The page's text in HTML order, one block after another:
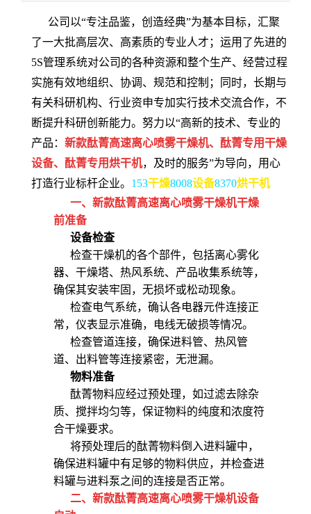
公司以“专注品鉴，创造经典”为基本目标，汇聚
了一大批高层次、高素质的专业人才；运用了先进的
5S管理系统对公司的各种资源和整个生产、经营过程
实施有效地组织、协调、规范和控制；同时，长期与
有关科研机构、行业资申专加实行技术交流合作，不
断提升科研创新能力。努力以“高新的技术、专业的
产品： 新款酞菁高速离心喷雾干燥机、酞菁专用干燥
设备、酞菁专用烘干机，及时的服务”为导向，用心
打造行业标杆企业。 153干燥8008设备8370烘干机
一、 新款酞菁高速离心喷雾干燥机干燥
前准备
设备检查
检查干燥机的各个部件，包括离心雾化
器、干燥塔、热风系统、产品收集系统等，
确保其安装牢固，无损坏或松动现象。
检查电气系统，确认各电器元件连接正
常，仪表显示准确，电线无破损等情况。
检查管道连接，确保进料管、热风管
道、出料管等连接紧密，无泄漏。
物料准备
酞菁物料应经过预处理，如过滤去除杂
质、搅拌均匀等，保证物料的纯度和浓度符
合干燥要求。
将预处理后的酞菁物料倒入进料罐中，
确保进料罐中有足够的物料供应，并检查进
料罐与进料泵之间的连接是否正常。
二、 新款酞菁高速离心喷雾干燥机设备